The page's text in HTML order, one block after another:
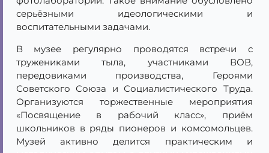
серьёзными идеологическими и
воспитательными задачами.
В музее регулярно проводятся встречи с
тружениками тыла, участниками ВОВ,
передовиками производства, Героями
Советского Союза и Социалистического Труда.
Организуются торжественные мероприятия
«Посвящение в рабочий класс», приём
школьников в ряды пионеров и комсомольцев.
Музей активно делится практическим и